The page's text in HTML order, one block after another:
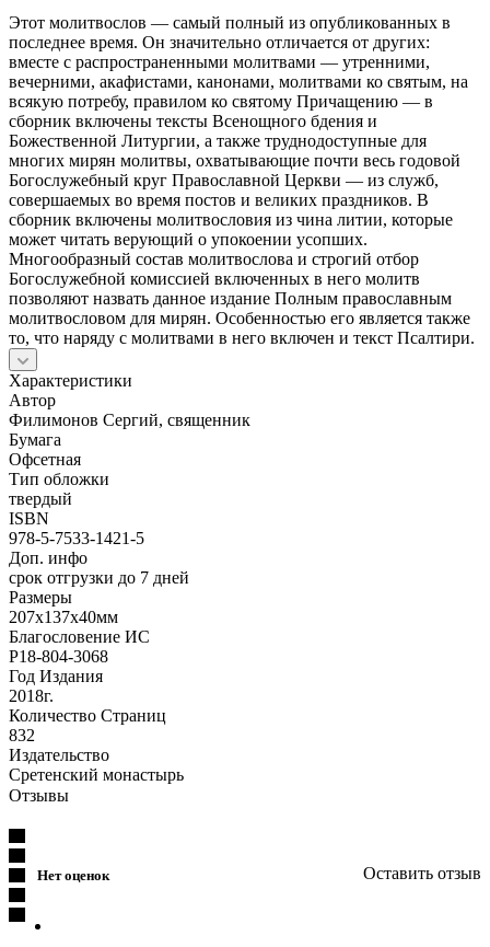
Этот молитвослов — самый полный из опубликованных в
последнее время. Он значительно отличается от других:
вместе с распространенными молитвами — утренними,
вечерними, акафистами, канонами, молитвами ко святым, на
всякую потребу, правилом ко святому Причащению — в
сборник включены тексты Всенощного бдения и
Божественной Литургии, а также труднодоступные для
многих мирян молитвы, охватывающие почти весь годовой
Богослужебный круг Православной Церкви — из служб,
совершаемых во время постов и великих праздников. В
сборник включены молитвословия из чина литии, которые
может читать верующий о упокоении усопших.
Многообразный состав молитвослова и строгий отбор
Богослужебной комиссией включенных в него молитв
позволяют назвать данное издание Полным православным
молитвословом для мирян. Особенностью его является также
то, что наряду с молитвами в него включен и текст Псалтири.
Характеристики
Автор
Филимонов Сергий, священник
Бумага
Офсетная
Тип обложки
твердый
ISBN
978-5-7533-1421-5
Доп. инфо
срок отгрузки до 7 дней
Размеры
207х137х40мм
Благословение ИС
Р18-804-3068
Год Издания
2018г.
Количество Страниц
832
Издательство
Сретенский монастырь
Отзывы
Нет оценок Оставить отзыв